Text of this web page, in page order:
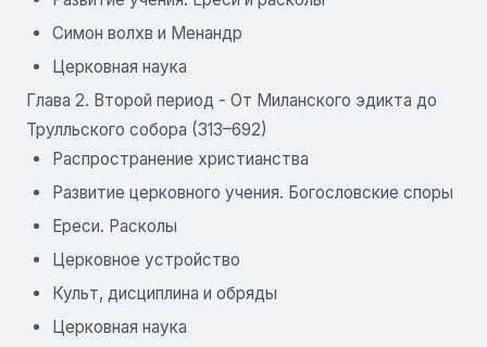
Симон волхв и Менандр
Церковная наука
Глава 2. Второй период - От Миланского эдикта до
Трулльского собора (313–692)
Распространение христианства
Развитие церковного учения. Богословские споры
Ереси. Расколы
Церковное устройство
Культ, дисциплина и обряды
Церковная наука